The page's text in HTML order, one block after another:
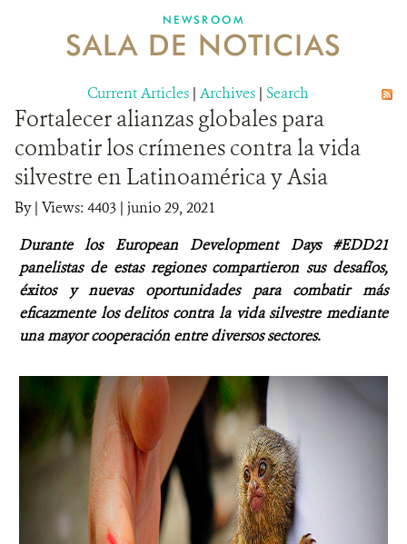
MECANISMO DE ATENCIÓN DE QUEJAS Y RECLAMOS
DONA
NEWSROOM
SALA DE NOTICIAS
Current Articles | Archives | Search
Fortalecer alianzas globales para
combatir los crímenes contra la vida
silvestre en Latinoamérica y Asia
By| Views: 4403 | junio 29, 2021
Durante los European Development Days #EDD21
panelistas de estas regiones compartieron sus desafíos,
éxitos y nuevas oportunidades para combatir más
eficazmente los delitos contra la vida silvestre mediante
una mayor cooperación entre diversos sectores.